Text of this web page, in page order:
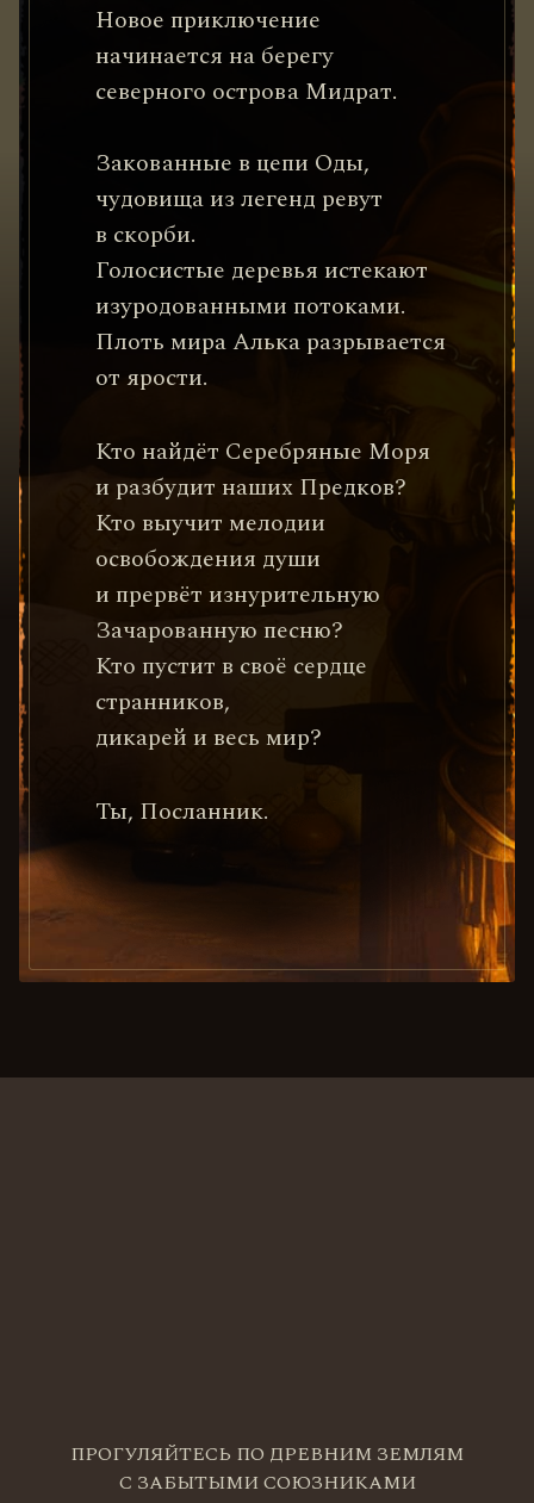
Новое приключение
начинается на берегу
северного острова Мидрат.
Закованные в цепи Оды,
чудовища из легенд ревут
в скорби.
Голосистые деревья истекают
изуродованными потоками.
Плоть мира Алька разрывается
от ярости.
Кто найдёт Серебряные Моря
и разбудит наших Предков?
Кто выучит мелодии
освобождения души
и прервёт изнурительную
Зачарованную песню?
Кто пустит в своё сердце
странников,
дикарей и весь мир?
Ты, Посланник.
ПРОГУЛЯЙТЕСЬ ПО ДРЕВНИМ ЗЕМЛЯМ
С ЗАБЫТЫМИ СОЮЗНИКАМИ